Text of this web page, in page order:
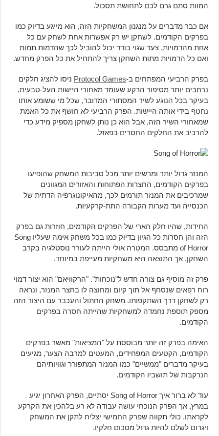
המוות סתם גרם לכם לתחושת תסכול.
אם כבר מדברים על מנגנון המשחקיות הזה, הוא מייגע בדיוק כמו
בפרקים הקודמים. לשחקן יש רק אפשרות אחת לשחק עם כל
אחת מהדמויות, צעד שגוי בודד יכול להוביל לכך שהדמות תמות
ואם כל הדמויות מתות השחקן צריך להתחיל את כל הפרק מחדש.
בפרק הרביעי המפתחים ב-Protocol Gamesניסו להציג חלקים
נרחבים יותר מסיפור הרקע שעומד מאחורי היישות העל-טבעית,
בעיקר בכל הנוגע לשיר המסתורי המדובר, שכל מי ששומע אותו
נחטף בידי אותה היישות. הפרק הרביעי לא חושף את כל האמת
שמאחורי השיר הזה, אבל הוא כן נותן לשחקן מספיק מידע כדי
להרכיב את החלקים החסרים בפאזל.
המנזר גדול יותר ומרשים יותר מכל סביבות המשחק שהופיעו
בפרקים הקודמים, החצרות הפתוחות והאזורים המגוונים
שמרכיבים את המנזר תורמים לכך, מהאיקונוגרפיה הדתית של
הכנסייה ועד מערות הקבורה התת-קרקעיות.
החידות, שהיו חלק הארי של הפרקים הקודמים, חוזרות גם בפרק
הזה והן חסרות כל הגיון בדיוק כמו בכל משחק אימה שעליו Song
of Horror מתבסס. המטרה אולי הייתה לעורר נוסטלגיה בקרב
השחקן, אך התוצאה היא משחקיות מעייפת במיוחד.
פרק זה מוסיף גם צורה חדש ל"נוכחות". "הרקוויאם" הוא יצור דמוי
רוח רפאים שנסחף אל תוך קיום ומחוצה לו בחצר המנזר, ונראה
רק לשחקן דרך השתקפותו. משחק החתול והעכבר עם היצור הזה
מספק תוספת נחמדה למשחקיות שהייתה חסרה בפרקים
הקודמים.
האימה בפרק זה יותר מבוססת על "המציאות" מאשר בפרקים
הקודמים, הקטעים המפחידים, המעטים למרבה הצער, מגיעים
בעיקר מדברים "ממשיים" כמו המנזר המתפורר וגוויותיהם
הנרקבות של תושביו הקודמים.
עוד לא ברור איך Song of Horror יסתיים, הפרק האחרון יגיע
במרץ, אך הפרק הנוכחי עושה עבודה לא רע בלהכין את הקרקע
לקראתו. כולי תקווה שפרק החמישי יצליח לתקן את המשחק
ויגרום לשלם להיות גדול מסכום חלקיו.